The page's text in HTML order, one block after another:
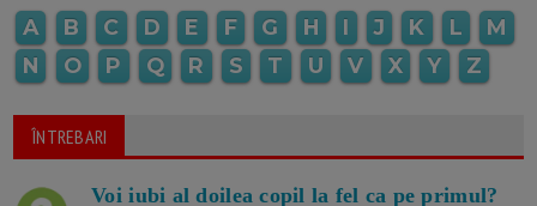
A B C D E F G H I J K L
M
N
O P Q R S T U V X Y Z
ÎNTREBARI
Voi iubi al doilea copil la fel ca pe primul?